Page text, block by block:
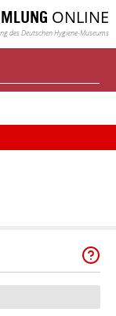
ONLINE
des Deutschen Hygiene-Museums